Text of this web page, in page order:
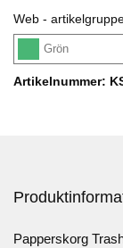
Web -
Grön
Artikelnummer:
Papperskorg